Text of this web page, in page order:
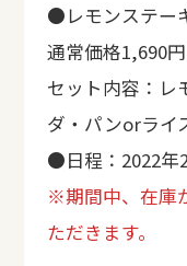
●レモンステー
通常価格1,690
セット内容：レ
ダ・パンorライ
●日程：2022年
※期間中、在庫
ただきます。